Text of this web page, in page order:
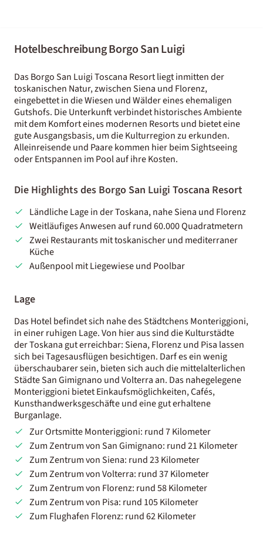
Hotelbeschreibung Borgo San Luigi
Das Borgo San Luigi Toscana Resort liegt inmitten der
toskanischen Natur, zwischen Siena und Florenz,
eingebettet in die Wiesen und Wälder eines ehemaligen
Gutshofs. Die Unterkunft verbindet historisches Ambiente
mit dem Komfort eines modernen Resorts und bietet eine
gute Ausgangsbasis, um die Kulturregion zu erkunden.
Alleinreisende und Paare kommen hier beim Sightseeing
oder Entspannen im Pool auf ihre Kosten.
Die Highlights des Borgo San Luigi Toscana Resort
Ländliche Lage in der Toskana, nahe Siena und Florenz
Weitläufiges Anwesen auf rund 60.000 Quadratmetern
Zwei Restaurants mit toskanischer und mediterraner
Küche
Außenpool mit Liegewiese und Poolbar
Lage
Das Hotel befindet sich nahe des Städtchens Monteriggioni,
in einer ruhigen Lage. Von hier aus sind die Kulturstädte
der Toskana gut erreichbar: Siena, Florenz und Pisa lassen
sich bei Tagesausflügen besichtigen. Darf es ein wenig
überschaubarer sein, bieten sich auch die mittelalterlichen
Städte San Gimignano und Volterra an. Das nahegelegene
Monteriggioni bietet Einkaufsmöglichkeiten, Cafés,
Kunsthandwerksgeschäfte und eine gut erhaltene
Burganlage.
Zur Ortsmitte Monteriggioni: rund 7 Kilometer
Zum Zentrum von San Gimignano: rund 21 Kilometer
Zum Zentrum von Siena: rund 23 Kilometer
Zum Zentrum von Volterra: rund 37 Kilometer
Zum Zentrum von Florenz: rund 58 Kilometer
Zum Zentrum von Pisa: rund 105 Kilometer
Zum Flughafen Florenz: rund 62 Kilometer